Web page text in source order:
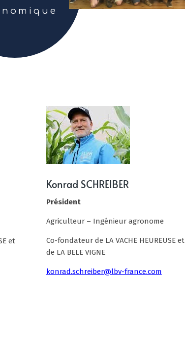
et
Konrad SCHREIBER
Président
Agriculteur – Ingénieur agronome
Co-fondateur de LA VACHE HEUREUSE et
de LA BELE VIGNE
konrad.schreiber@lbv-france.com